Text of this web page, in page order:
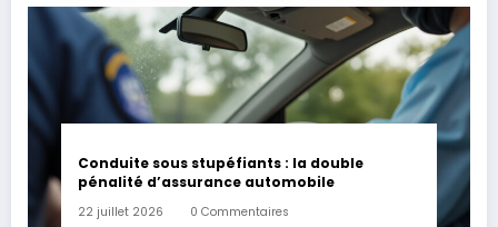
Conduite sous stupéfiants : la double
pénalité d’assurance automobile
22 juillet 2026 0 Commentaires